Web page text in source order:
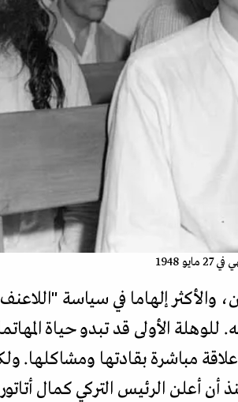
1948
إلهاما في سياسة
الأولى قد تبدو حياة
مباشرة بقادتها ومشاكلها.
أعلن الرئيس التركي كمال